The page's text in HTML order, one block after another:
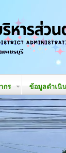
กร ข้อมูลดำเนิ